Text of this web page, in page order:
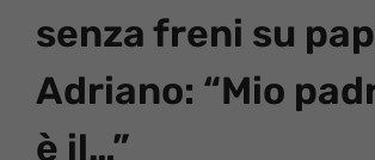
senza freni su
Adriano: “Mio
è il…”